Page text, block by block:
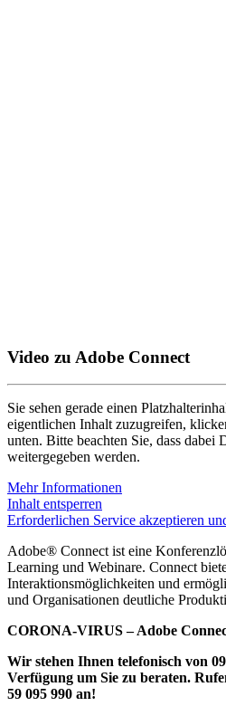
Video zu Adobe Connect
Sie sehen gerade einen
eigentlichen Inhalt zuzugreifen,
unten. Bitte beachten Sie, dass dabei
weitergegeben werden.
Mehr Informationen
Inhalt entsperren
Erforderlichen Service akzeptieren
Adobe® Connect ist eine
Learning und Webinare. Connect
Interaktionsmöglichkeiten und
und Organisationen deutliche
CORONA-VIRUS – Adobe
Wir stehen Ihnen telefonisch von
Verfügung um Sie zu beraten.
59 095 990 an!